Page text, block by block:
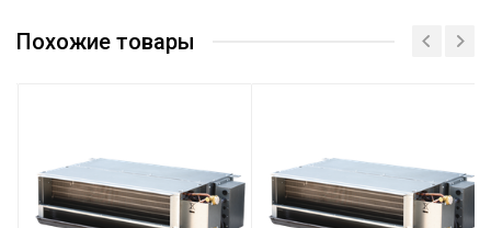
Похожие товары